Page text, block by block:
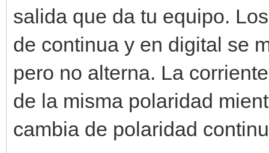
salida que da tu equipo.
de continua y en digital se
pero no alterna. La
de la misma polaridad
cambia de polaridad